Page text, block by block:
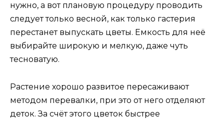
нужно, а вот плановую процедуру проводить
следует только весной, как только гастерия
перестанет выпускать цветы. Емкость для неё
выбирайте широкую и мелкую, даже чуть
тесноватую.
Растение хорошо развитое пересаживают
методом перевалки, при это от него отделяют
деток. За счёт этого цветок быстрее